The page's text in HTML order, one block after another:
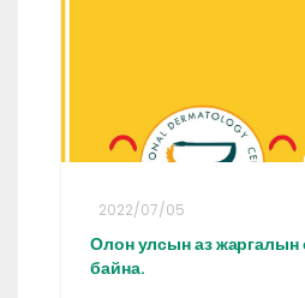
2022/07/05
Олон улсын аз жаргалын
байна.